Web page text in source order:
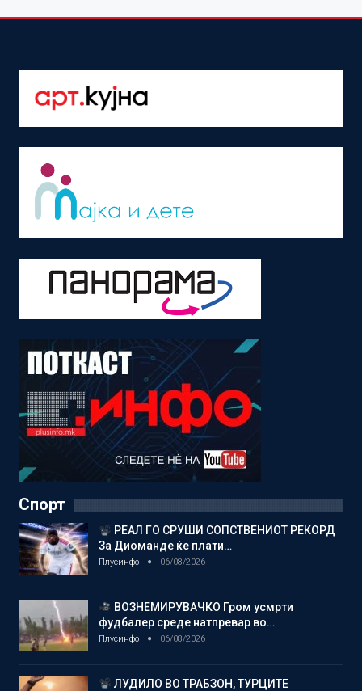
Спорт
РЕАЛ ГО СРУШИ СОПСТВЕНИОТ РЕКОРД
За Диоманде ќе плати…
Плусинфо 06/08/2026
ВОЗНЕМИРУВАЧКО Гром усмрти
фудбалер среде натпревар во…
Плусинфо 06/08/2026
ЛУДИЛО ВО ТРАБЗОН, ТУРЦИТЕ